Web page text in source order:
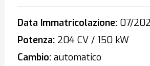
Data Immatricolazione:07/
Potenza:204 CV / 150 kW
Cambio:automatico